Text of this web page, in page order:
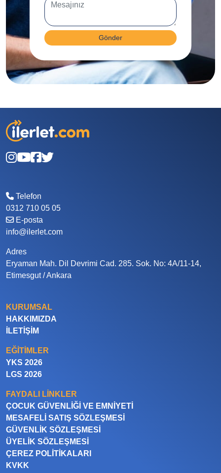
Gönder
Telefon
0312 710 05 05
E-posta
info@ilerlet.com
Adres
Eryaman Mah. Dil Devrimi Cad. 285. Sok. No: 4A/11-14,
Etimesgut / Ankara
KURUMSAL
HAKKIMIZDA
İLETIŞIM
EĞITIMLER
YKS 2026
LGS 2026
FAYDALI LINKLER
ÇOCUK GÜVENLIĞI VE EMNIYETI
MESAFELI SATIŞ SÖZLEŞMESI
GÜVENLIK SÖZLEŞMESI
ÜYELIK SÖZLEŞMESI
ÇEREZ POLITIKALARI
KVKK